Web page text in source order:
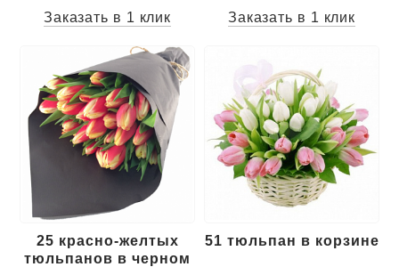
Заказать в 1 клик Заказать в 1 клик
25 красно-желтых
тюльпанов в черном
51 тюльпан в корзине